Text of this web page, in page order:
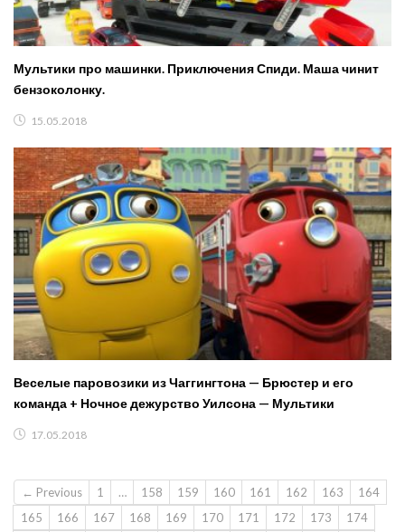
Мультики про машинки. Приключения Спиди. Маша чинит
бензоколонку.
15.05.2018
Веселые паровозики из Чаггингтона — Брюстер и его
команда + Ночное дежурство Уилсона — Мультики
17.05.2018
← Previous 1 … 158 159 160 161 162 163
164
165
166 167 168 169 170 171 172 173
174